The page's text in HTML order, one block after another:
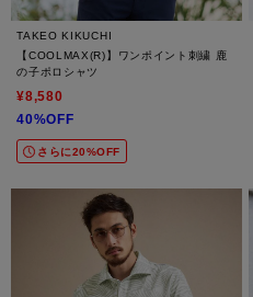
TAKEO KIKUCHI
【COOLMAX(R)】ワンポイント刺繍 鹿
の子ポロシャツ
¥8,580
40%OFF
さらに20%OFF